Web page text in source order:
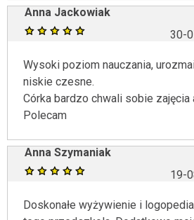
Anna Jackowiak
30-
Wysoki poziom nauczania,
niskie czesne.
Córka bardzo chwali sobie zajęcia
Polecam
Anna Szymaniak
19-
Doskonałe wyżywienie i